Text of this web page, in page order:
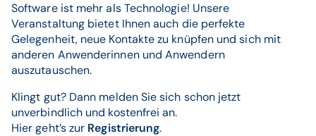
Software ist mehr als Technologie! Unsere
Veranstaltung bietet Ihnen auch die perfekte
Gelegenheit, neue Kontakte zu knüpfen und sich mit
anderen Anwenderinnen und Anwendern
auszutauschen.
Klingt gut? Dann melden Sie sich schon jetzt
unverbindlich und kostenfrei an.
Hier geht’s zur Registrierung.